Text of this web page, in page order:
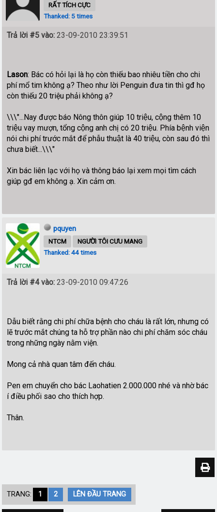
RẤT TÍCH CỰC
Thanked: 5 times
Trả lời #5 vào: 23-09-2010 23:39:51
Lason: Bác có hỏi lại là họ còn thiếu bao nhiêu tiền cho chi
phí mổ tim không ạ? Theo như lời Penguin đưa tin thì gđ họ
còn thiếu 20 triệu phải không ạ?
\\\"...Nay được báo Nông thôn giúp 10 triệu, cộng thêm 10
triệu vay mượn, tổng cộng anh chị có 20 triệu. Phía bệnh viện
nói chi phí trước mắt để phẫu thuật là 40 triệu, còn sau đó thì
chưa biết...\\\"
Xin bác liên lạc với họ và thông báo lại xem mọi tìm cách
giúp gđ em không ạ. Xin cảm ơn.
pquyen
NTCM
NGƯỜI TÔI CƯU MANG
Thanked: 44 times
Trả lời #4 vào: 23-09-2010 09:47:26
Dẫu biết rằng chi phí chữa bệnh cho cháu là rất lớn, nhưng có
lẽ trước mắt chúng ta hỗ trợ phần nào chi phí chăm sóc cháu
trong những ngày nằm viện.
Mong cả nhà quan tâm đến cháu.
Pen em chuyển cho bác Laohatien 2.000.000 nhé và nhờ bác
í điều phối sao cho thích hợp.
Thân.
TRANG: 1 2 LÊN ĐẦU TRANG